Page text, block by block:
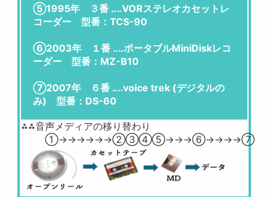
⑤1995年 ３番 ‥‥VORステレオカセットレ
コーダー 型番：TCS-90
⑥2003年 １番 ‥‥ポータブルMiniDiskレコ
ーダー 型番：MZ-B10
⑦2007年 ６番 ‥‥voice trek (デジタルの
み) 型番：DS-60
⁂⁂音声メディアの移り替わり
①→→→→→→②③④⑤→→→⑥→→→→⑦